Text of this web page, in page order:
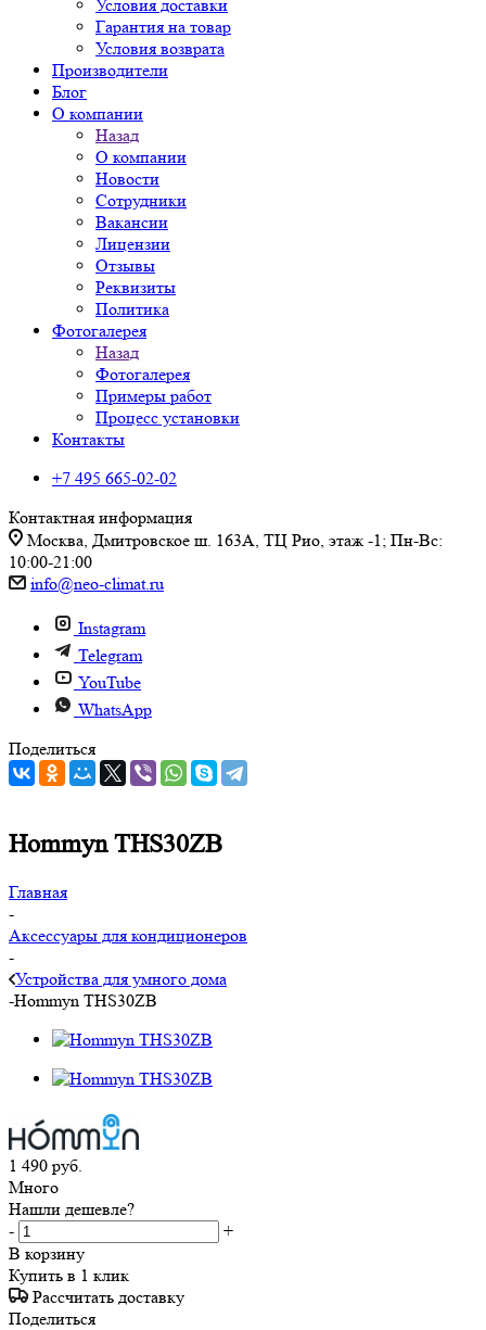
Условия доставки
Гарантия на товар
Условия возврата
Производители
Блог
О компании
Назад
О компании
Новости
Сотрудники
Вакансии
Лицензии
Отзывы
Реквизиты
Политика
Фотогалерея
Назад
Фотогалерея
Примеры работ
Процесс установки
Контакты
+7 495 665-02-02
Контактная информация
Москва, Дмитровское ш. 163А, ТЦ Рио, этаж -1; Пн-Вс:
10:00-21:00
info@neo-climat.ru
Instagram
Telegram
YouTube
WhatsApp
Поделиться
Hommyn THS30ZB
Главная
-
Аксессуары для кондиционеров
-
Устройства для умного дома
-Hommyn THS30ZB
1 490 руб.
Много
Нашли дешевле?
-
+
В корзину
Купить в 1 клик
Рассчитать доставку
Поделиться